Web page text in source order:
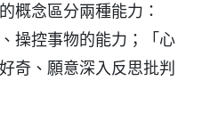
概念區分兩種能力：
操控事物的能力；「心
奇、願意深入反思批判